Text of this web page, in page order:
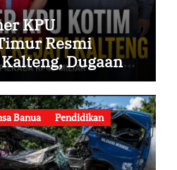
KPU
Resmi
Dugaan
Pilkada Rp40
Babak Baru
Banua
Pendidikan